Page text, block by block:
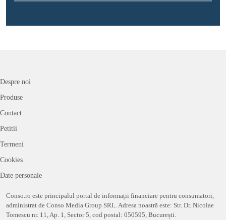
Despre noi
Produse
Contact
Petitii
Termeni
Cookies
Date personale
Conso.ro este principalul portal de informații financiare pentru consumatori,
administrat de Conso Media Group SRL. Adresa noastră este: Str. Dr. Nicolae
Tomescu nr. 11, Ap. 1, Sector 5, cod postal: 050595, București.